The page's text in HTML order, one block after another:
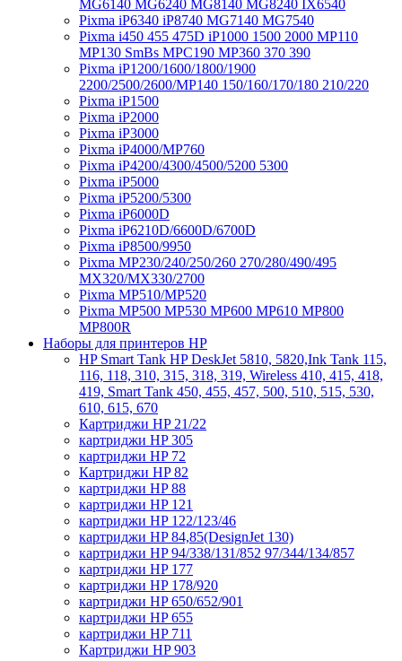
MG6140 MG6240 MG8140 MG8240 IX6540
Pixma iP6340 iP8740 MG7140 MG7540
Pixma i450 455 475D iP1000 1500 2000 MP110
MP130 SmBs MPC190 MP360 370 390
Pixma iP1200/1600/1800/1900
2200/2500/2600/MP140 150/160/170/180 210/220
Pixma iP1500
Pixma iP2000
Pixma iP3000
Pixma iP4000/MP760
Pixma iP4200/4300/4500/5200 5300
Pixma iP5000
Pixma iP5200/5300
Pixma iP6000D
Pixma iP6210D/6600D/6700D
Pixma iP8500/9950
Pixma MP230/240/250/260 270/280/490/495
MX320/MX330/2700
Pixma MP510/MP520
Pixma MP500 MP530 MP600 MP610 MP800
MP800R
Наборы для принтеров HP
HP Smart Tank HP DeskJet 5810, 5820,Ink Tank 115,
116, 118, 310, 315, 318, 319, Wireless 410, 415, 418,
419, Smart Tank 450, 455, 457, 500, 510, 515, 530,
610, 615, 670
Картриджи HP 21/22
картриджи HP 305
картриджи HP 72
Картриджи HP 82
картриджи HP 88
картриджи HP 121
картриджи HP 122/123/46
картриджи HP 84,85(DesignJet 130)
картриджи HP 94/338/131/852 97/344/134/857
картриджи HP 177
картриджи HP 178/920
картриджи HP 650/652/901
картриджи HP 655
картриджи HP 711
Картриджи HP 903